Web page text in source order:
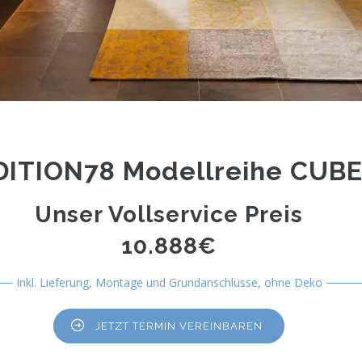
Modellreihe CUBE
Unser Vollservice Preis
10.888€
Inkl. Lieferung, Montage und Grundanschlüsse, ohne Deko
JETZT TERMIN VEREINBAREN